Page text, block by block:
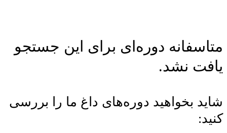
متاسفانه دوره‌ای برای این جستجو
یافت نشد.
شاید بخواهید دوره‌های داغ ما را بررسی
کنید: